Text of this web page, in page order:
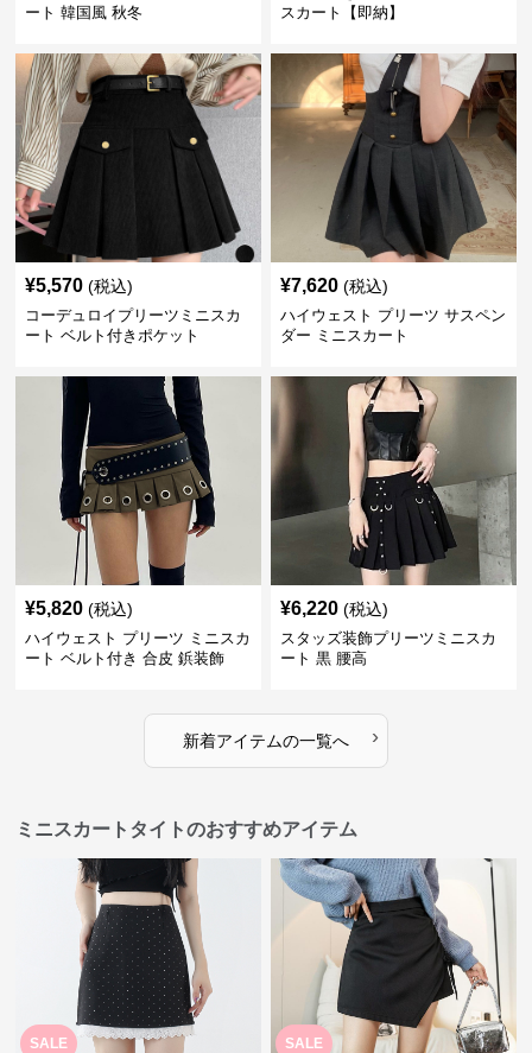
ート 韓国風 秋冬
スカート【即納】
¥5,570 (税込)
コーデュロイプリーツミニスカ
ート ベルト付きポケット
¥7,620 (税込)
ハイウェスト プリーツ サスペン
ダー ミニスカート
¥5,820 (税込)
ハイウェスト プリーツ ミニスカ
ート ベルト付き 合皮 鋲装飾
¥6,220 (税込)
スタッズ装飾プリーツミニスカ
ート 黒 腰高
新着アイテムの一覧へ ›
ミニスカートタイトのおすすめアイテム
SALE SALE